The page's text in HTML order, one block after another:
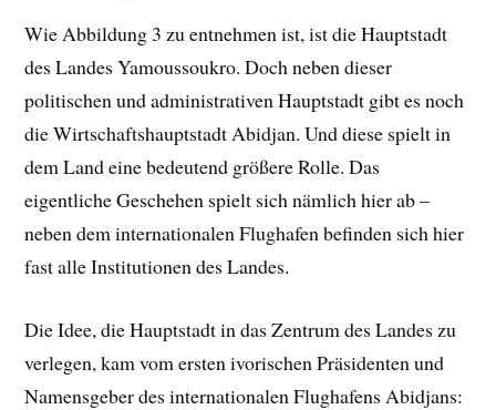
Wie Abbildung 3 zu entnehmen ist, ist die Hauptstadt
des Landes Yamoussoukro. Doch neben dieser
politischen und administrativen Hauptstadt gibt es noch
die Wirtschaftshauptstadt Abidjan. Und diese spielt in
dem Land eine bedeutend größere Rolle. Das
eigentliche Geschehen spielt sich nämlich hier ab –
neben dem internationalen Flughafen befinden sich hier
fast alle Institutionen des Landes.
Die Idee, die Hauptstadt in das Zentrum des Landes zu
verlegen, kam vom ersten ivorischen Präsidenten und
Namensgeber des internationalen Flughafens Abidjans: